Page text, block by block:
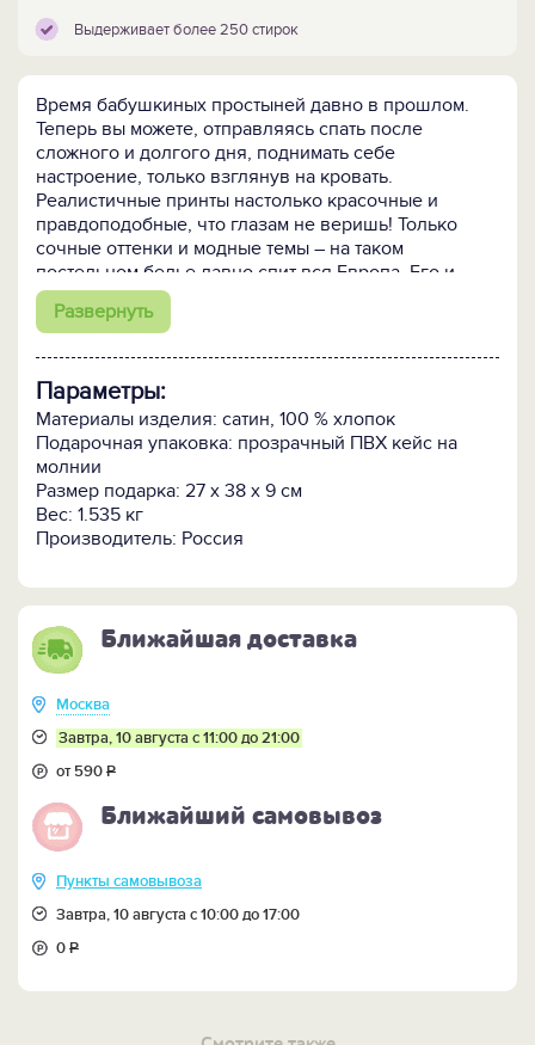
Выдерживает более 250 стирок
Время бабушкиных простыней давно в прошлом.
Теперь вы можете, отправляясь спать после
сложного и долгого дня, поднимать себе
настроение, только взглянув на кровать.
Реалистичные принты настолько красочные и
правдоподобные, что глазам не веришь! Только
сочные оттенки и модные темы – на таком
постельном белье давно спит вся Европа. Его и
подарить не стыдно — такой сюрприз виновник
торжества еще не видел – это точно.
Обратите внимание на соответствие размеров и
комплектность наборов постельного белья:
Размер
комплекта
Простыня
ПододеяльникНаволочки
1,5-
спальный
1 шт -
160х220 см.
1 шт - 150 х 210
см.
2,0-
спальный
1 шт -
220х240 см.
ПОСМОТРЕТЬ всё оригинальное ПОСТЕЛЬНОЕ
БЕЛЬЕ>>
Развернуть
Параметры:
Материалы изделия: сатин, 100 % хлопок
Подарочная упаковка: прозрачный ПВХ кейс на
молнии
Размер подарка: 27 х 38 х 9 см
Вес: 1.535 кг
Производитель: Россия
Ближайшая доставка
Москва
Завтра, 10 августа с 11:00 до 21:00
от 590Р
Ближайший самовывоз
Пункты самовывоза
Завтра, 10 августа с 10:00 до 17:00
0Р